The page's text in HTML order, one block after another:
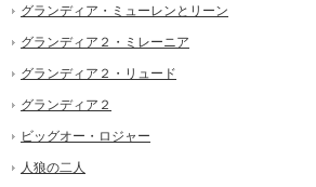
グランディア・ミューレンとリーン
グランディア２・ミレーニア
グランディア２・リュード
グランディア２
ビッグオー・ロジャー
人狼の二人